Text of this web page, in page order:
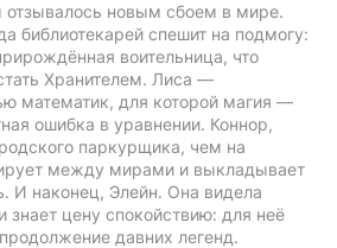
отзывалось новым сбоем в мире.
библиотекарей спешит на подмогу:
воительница, что
Хранителем. Лиса —
математик, для которой магия —
ошибка в уравнении. Коннор,
паркурщика, чем на
между мирами и выкладывает
И наконец, Элейн. Она видела
знает цену спокойствию: для неё
давних легенд.